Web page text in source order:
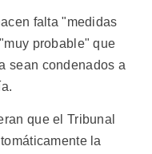
falta "medidas
probable" que
sean condenados a
que el Tribunal
la